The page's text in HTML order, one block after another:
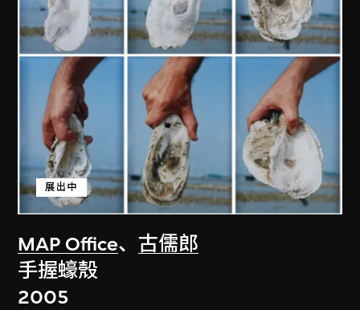
MAP Office、 古儒郎
展出中
手握蠔殼
2005